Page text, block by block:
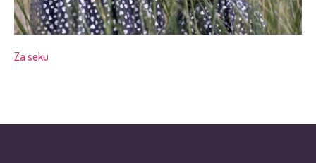
Za seku